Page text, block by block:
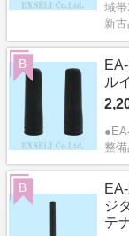
域
新
ル
整備
B
ジ
テ
B